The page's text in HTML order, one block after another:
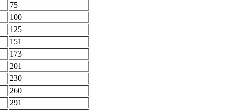
75
100
125
151
173
201
230
260
291